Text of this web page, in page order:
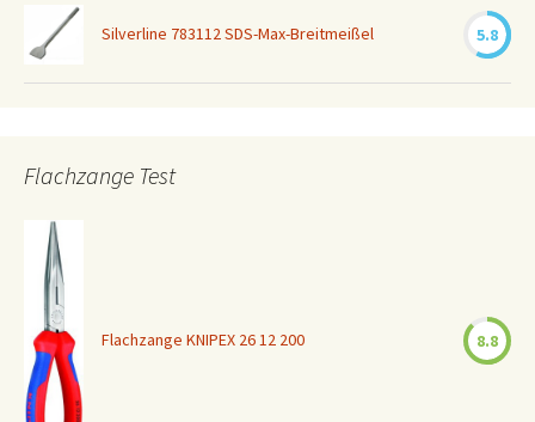
Silverline 783112 SDS-Max-Breitmeißel 5.8
Flachzange Test
Flachzange KNIPEX 26 12 200 8.8